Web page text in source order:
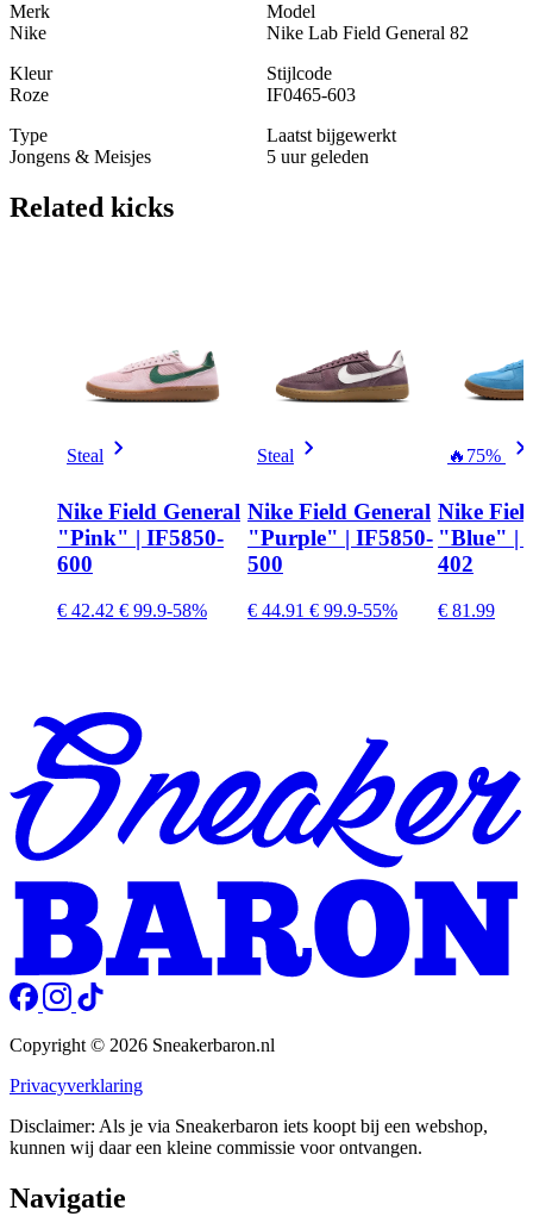
Merk
Nike
Model
Nike Lab Field General 82
Kleur
Roze
Stijlcode
IF0465-603
Type
Jongens & Meisjes
Laatst bijgewerkt
5 uur geleden
Related kicks
Steal
Nike Field General
"Pink" | IF5850-
600
€ 42.42 € 99.9-58%
Steal
Nike Field General
"Purple" | IF5850-
500
€ 44.91 € 99.9-55%
🔥 75%
Nike
"Blue" |
402
€ 81.99
Copyright © 2026 Sneakerbaron.nl
Privacyverklaring
Disclaimer: Als je via Sneakerbaron iets koopt bij een webshop,
kunnen wij daar een kleine commissie voor ontvangen.
Navigatie